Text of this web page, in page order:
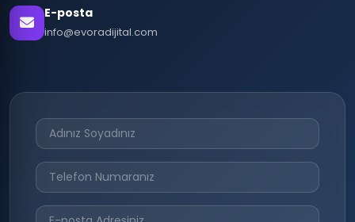
E-posta
info@evoradijital.com